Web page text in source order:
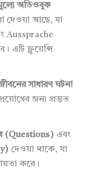
অডিওবুক
দেওয়া আছে, যা
Aussprache
এটি ফ্লুয়েন্সি
সাধারণ ঘটনা
জন্য প্রস্তুত
(Questions)এবং
দেওয়া থাকে, যা
করে।